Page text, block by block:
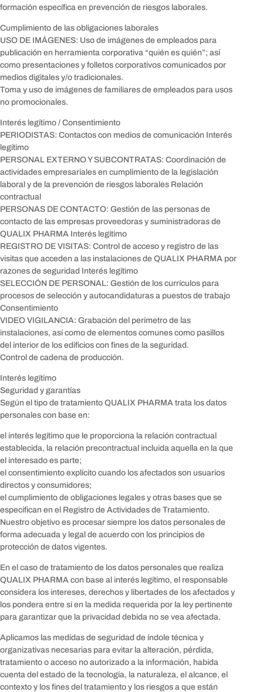
formación específica en prevención de riesgos laborales.
Cumplimiento de las obligaciones laborales
USO DE IMÁGENES: Uso de imágenes de empleados para
publicación en herramienta corporativa “quién es quién”; así
como presentaciones y folletos corporativos comunicados por
medios digitales y/o tradicionales.
Toma y uso de imágenes de familiares de empleados para usos
no promocionales.
Interés legítimo / Consentimiento
PERIODISTAS: Contactos con medios de comunicación Interés
legítimo
PERSONAL EXTERNO Y SUBCONTRATAS: Coordinación de
actividades empresariales en cumplimiento de la legislación
laboral y de la prevención de riesgos laborales Relación
contractual
PERSONAS DE CONTACTO: Gestión de las personas de
contacto de las empresas proveedoras y suministradoras de
QUALIX PHARMA Interés legítimo
REGISTRO DE VISITAS: Control de acceso y registro de las
visitas que acceden a las instalaciones de QUALIX PHARMA por
razones de seguridad Interés legítimo
SELECCIÓN DE PERSONAL: Gestión de los currículos para
procesos de selección y autocandidaturas a puestos de trabajo
Consentimiento
VIDEO VIGILANCIA: Grabación del perímetro de las
instalaciones, así como de elementos comunes como pasillos
del interior de los edificios con fines de la seguridad.
Control de cadena de producción.
Interés legítimo
Seguridad y garantías
Según el tipo de tratamiento QUALIX PHARMA trata los datos
personales con base en:
el interés legítimo que le proporciona la relación contractual
establecida, la relación precontractual incluida aquella en la que
el interesado es parte;
el consentimiento explícito cuando los afectados son usuarios
directos y consumidores;
el cumplimiento de obligaciones legales y otras bases que se
especifican en el Registro de Actividades de Tratamiento.
Nuestro objetivo es procesar siempre los datos personales de
forma adecuada y legal de acuerdo con los principios de
protección de datos vigentes.
En el caso de tratamiento de los datos personales que realiza
QUALIX PHARMA con base al interés legítimo, el responsable
considera los intereses, derechos y libertades de los afectados y
los pondera entre sí en la medida requerida por la ley pertinente
para garantizar que la privacidad debida no se vea afectada.
Aplicamos las medidas de seguridad de índole técnica y
organizativas necesarias para evitar la alteración, pérdida,
tratamiento o acceso no autorizado a la información, habida
cuenta del estado de la tecnología, la naturaleza, el alcance, el
contexto y los fines del tratamiento y los riesgos a que están